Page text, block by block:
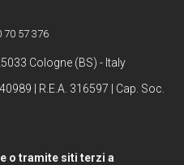
70 57 376
Cologne (BS) - Italy
| R.E.A. 316597 | Cap. Soc.
o tramite siti terzi a